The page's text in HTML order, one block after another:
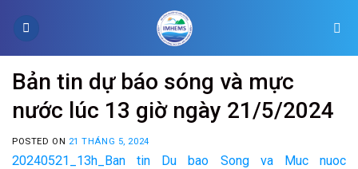
Bản tin dự báo sóng và mực
nước lúc 13 giờ ngày 21/5/2024
POSTED ON 21 THÁNG 5, 2024
20240521_13h_Ban tin Du bao Song va Muc nuoc